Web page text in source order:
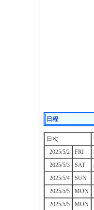
日程
日次
2025/5/2
FRI
2025/5/3
SAT
2025/5/4
SUN
2025/5/5
MON
2025/5/5
MON